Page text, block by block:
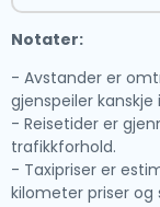
Notater:
- Avstander er
gjenspeiler
- Reisetider er
trafikkforhold.
- Taxipriser er
kilometer priser og